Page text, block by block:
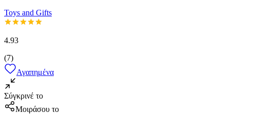
Toys and Gifts
4.93
(7)
Αγαπημένα
Σύγκρινέ το
Μοιράσου το